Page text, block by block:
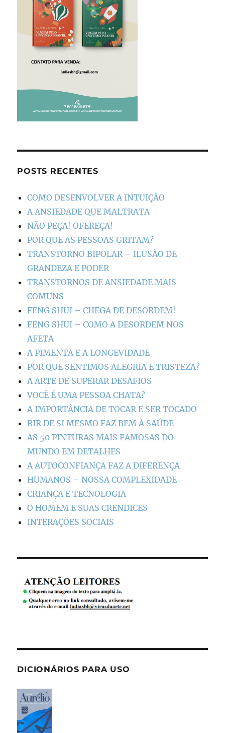
POSTS RECENTES
COMO DESENVOLVER A INTUIÇÃO
A ANSIEDADE QUE MALTRATA
NÃO PEÇA! OFEREÇA!
POR QUE AS PESSOAS GRITAM?
TRANSTORNO BIPOLAR – ILUSÃO DE
GRANDEZA E PODER
TRANSTORNOS DE ANSIEDADE MAIS
COMUNS
FENG SHUI – CHEGA DE DESORDEM!
FENG SHUI – COMO A DESORDEM NOS
AFETA
A PIMENTA E A LONGEVIDADE
POR QUE SENTIMOS ALEGRIA E TRISTEZA?
A ARTE DE SUPERAR DESAFIOS
VOCÊ É UMA PESSOA CHATA?
A IMPORTÂNCIA DE TOCAR E SER TOCADO
RIR DE SI MESMO FAZ BEM À SAÚDE
AS 50 PINTURAS MAIS FAMOSAS DO
MUNDO EM DETALHES
A AUTOCONFIANÇA FAZ A DIFERENÇA
HUMANOS – NOSSA COMPLEXIDADE
CRIANÇA E TECNOLOGIA
O HOMEM E SUAS CRENDICES
INTERAÇÕES SOCIAIS
DICIONÁRIOS PARA USO